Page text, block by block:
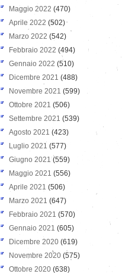
Maggio 2022 (470)
Aprile 2022 (502)
Marzo 2022 (542)
Febbraio 2022 (494)
Gennaio 2022 (510)
Dicembre 2021 (488)
Novembre 2021 (599)
Ottobre 2021 (506)
Settembre 2021 (539)
Agosto 2021 (423)
Luglio 2021 (577)
Giugno 2021(559)
Maggio 2021 (556)
Aprile 2021 (506)
Marzo 2021 (647)
Febbraio 2021 (570)
Gennaio 2021 (605)
Dicembre 2020 (619)
Novembre 2020 (575)
Ottobre 2020 (638)